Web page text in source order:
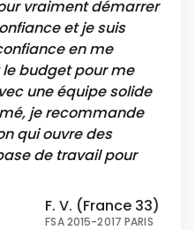
vraiment démarrer
et je suis
en me
budget pour me
une équipe solide
je recommande
qui ouvre des
de travail pour
F. V. (France 33)
FSA 2015-2017 PARIS